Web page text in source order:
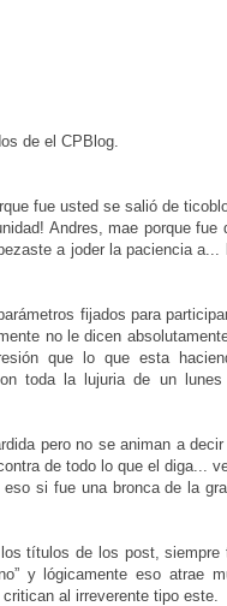
de el CPBlog.
fue usted se salió de
Andres, mae porque fue
a joder la paciencia a...
fijados para
no le dicen
que lo que esta
toda la lujuria de un
pero no se animan a decir
de todo lo que el diga...
si fue una bronca de la
títulos de los post, siempre
y lógicamente eso atrae
al irreverente tipo este.